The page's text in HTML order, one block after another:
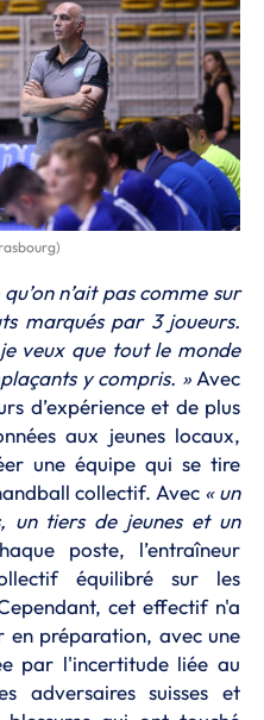
n’ait pas comme sur
marqués par 3 joueurs.
veux que tout le monde
y compris. »Avec
d’expérience et de plus
aux jeunes locaux,
une équipe qui se tire
collectif. Avec « un
un tiers de jeunes et un
poste, l’entraîneur
équilibré sur les
cet effectif n'a
en préparation, avec une
par l'incertitude liée au
adversaires suisses et